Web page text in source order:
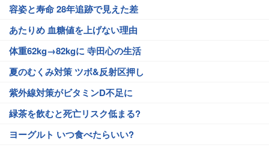
容姿と寿命 28年追跡で見えた差
あたりめ 血糖値を上げない理由
体重62kg→82kgに 寺田心の生活
夏のむくみ対策 ツボ&反射区押し
紫外線対策がビタミンD不足に
緑茶を飲むと死亡リスク低まる?
ヨーグルト いつ食べたらいい?